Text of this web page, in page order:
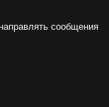
сообщения